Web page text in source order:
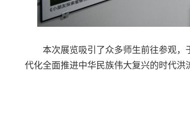
本次展览吸引了众多师生前往参观
代化全面推进中华民族伟大复兴的时代洪